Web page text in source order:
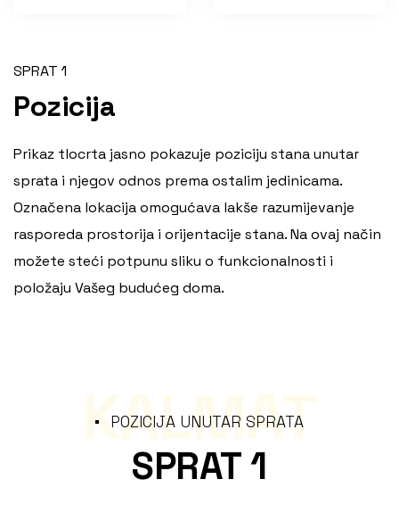
SPRAT 1
Pozicija
Prikaz tlocrta jasno pokazuje poziciju stana unutar
sprata i njegov odnos prema ostalim jedinicama.
Označena lokacija omogućava lakše razumijevanje
rasporeda prostorija i orijentacije stana. Na ovaj način
možete steći potpunu sliku o funkcionalnosti i
položaju Vašeg budućeg doma.
POZICIJA UNUTAR SPRATA
SPRAT 1
KALMAT